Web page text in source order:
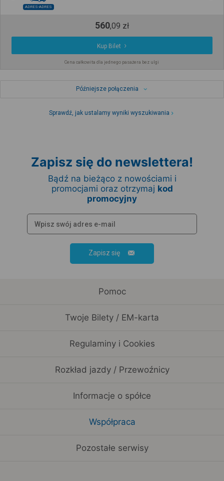
ADRES-ADRES
560,09 zł
Kup Bilet
Cena całkowita dla jednego pasażera bez ulgi
Późniejsze połączenia
Sprawdź, jak ustalamy wyniki wyszukiwania
Zapisz się do newslettera!
Bądź na bieżąco z nowościami i
promocjami oraz otrzymaj kod
promocyjny
Zapisz się
Pomoc
Twoje Bilety / EM-karta
Regulaminy i Cookies
Rozkład jazdy / Przewoźnicy
Informacje o spółce
Współpraca
Pozostałe serwisy